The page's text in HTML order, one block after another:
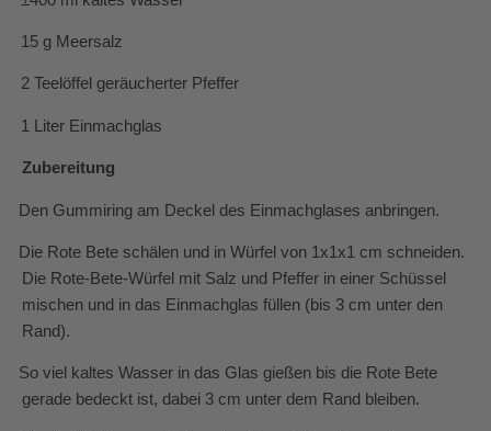
15 g Meersalz
2 Teelöffel geräucherter Pfeffer
1 Liter Einmachglas
Zubereitung
Den Gummiring am Deckel des Einmachglases anbringen.
Die Rote Bete schälen und in Würfel von 1x1x1 cm schneiden.
Die Rote-Bete-Würfel mit Salz und Pfeffer in einer Schüssel
mischen und in das Einmachglas füllen (bis 3 cm unter den
Rand).
So viel kaltes Wasser in das Glas gießen bis die Rote Bete
gerade bedeckt ist, dabei 3 cm unter dem Rand bleiben.